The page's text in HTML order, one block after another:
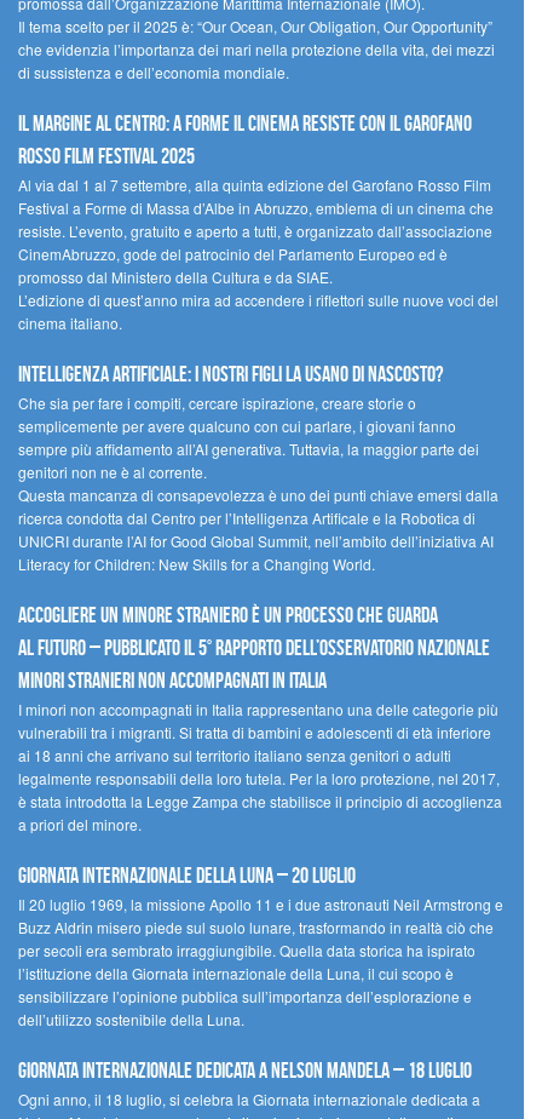
Il tema scelto per il 2025 è: “Our Ocean, Our Obligation, Our Opportunity”
che evidenzia l’importanza dei mari nella protezione della vita, dei mezzi
di sussistenza e dell’economia mondiale.
Il margine al centro: a Forme il cinema resiste con il Garofano
Rosso Film Festival 2025
Al via dal 1 al 7 settembre, alla quinta edizione del Garofano Rosso Film
Festival a Forme di Massa d’Albe in Abruzzo, emblema di un cinema che
resiste. L’evento, gratuito e aperto a tutti, è organizzato dall’associazione
CinemAbruzzo, gode del patrocinio del Parlamento Europeo ed è
promosso dal Ministero della Cultura e da SIAE.
L’edizione di quest’anno mira ad accendere i riflettori sulle nuove voci del
cinema italiano.
Intelligenza artificiale: i nostri figli la usano di nascosto?
Che sia per fare i compiti, cercare ispirazione, creare storie o
semplicemente per avere qualcuno con cui parlare, i giovani fanno
sempre più affidamento all’AI generativa. Tuttavia, la maggior parte dei
genitori non ne è al corrente.
Questa mancanza di consapevolezza è uno dei punti chiave emersi dalla
ricerca condotta dal Centro per l’Intelligenza Artificale e la Robotica di
UNICRI durante l’AI for Good Global Summit, nell’ambito dell’iniziativa AI
Literacy for Children: New Skills for a Changing World.
Accogliere un minore straniero è un processo che guarda
al futuro – Pubblicato il 5° rapporto dell’Osservatorio Nazionale
Minori Stranieri Non Accompagnati in Italia
I minori non accompagnati in Italia rappresentano una delle categorie più
vulnerabili tra i migranti. Si tratta di bambini e adolescenti di età inferiore
ai 18 anni che arrivano sul territorio italiano senza genitori o adulti
legalmente responsabili della loro tutela. Per la loro protezione, nel 2017,
è stata introdotta la Legge Zampa che stabilisce il principio di accoglienza
a priori del minore.
Giornata Internazionale della Luna – 20 luglio
Il 20 luglio 1969, la missione Apollo 11 e i due astronauti Neil Armstrong e
Buzz Aldrin misero piede sul suolo lunare, trasformando in realtà ciò che
per secoli era sembrato irraggiungibile. Quella data storica ha ispirato
l’istituzione della Giornata internazionale della Luna, il cui scopo è
sensibilizzare l’opinione pubblica sull’importanza dell’esplorazione e
dell’utilizzo sostenibile della Luna.
Giornata internazionale dedicata a Nelson Mandela – 18 luglio
Ogni anno, il 18 luglio, si celebra la Giornata internazionale dedicata a